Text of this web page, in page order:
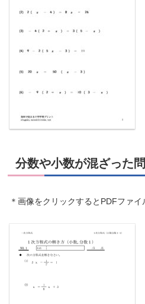
分数や小数が混ざった
＊画像をクリックするとPDFファイ